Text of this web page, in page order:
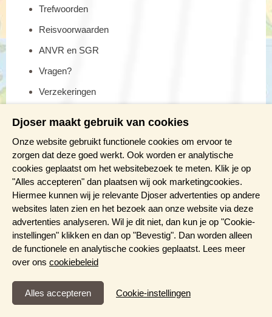
Trefwoorden
Reisvoorwaarden
ANVR en SGR
Vragen?
Verzekeringen
Meer weten?
Brochure aanvragen
Presentaties en Infodagen
Aanmelden nieuwsbrief
Djoser maakt gebruik van cookies
Onze website gebruikt functionele cookies om ervoor te
zorgen dat deze goed werkt. Ook worden er analytische
cookies geplaatst om het websitebezoek te meten. Klik je op
"Alles accepteren" dan plaatsen wij ook marketingcookies.
Hiermee kunnen wij je relevante Djoser advertenties op andere
websites laten zien en het bezoek aan onze website via deze
advertenties analyseren. Wil je dit niet, dan kun je op "Cookie-
instellingen" klikken en dan op "Bevestig". Dan worden alleen
de functionele en analytische cookies geplaatst. Lees meer
over ons cookiebeleid
Cookies die er voor zorgen dat de website naar behoren
Cookie-instellingen